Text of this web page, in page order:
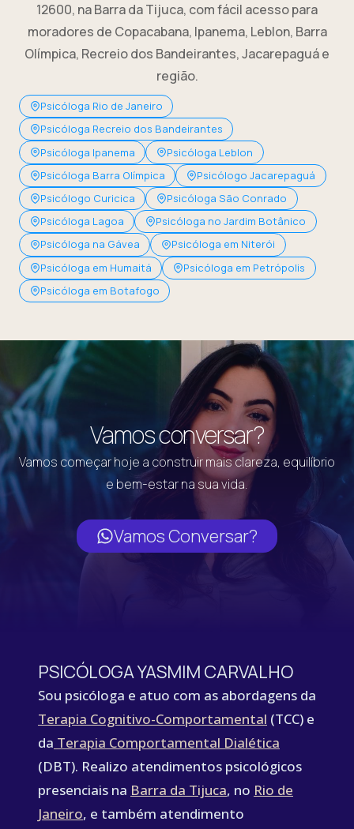
12600, na Barra da Tijuca, com fácil acesso para
moradores de Copacabana, Ipanema, Leblon, Barra
Olímpica, Recreio dos Bandeirantes, Jacarepaguá e
região.
Psicóloga Rio de Janeiro
Psicóloga Recreio dos Bandeirantes
Psicóloga Ipanema
Psicóloga Leblon
Psicóloga Barra Olímpica
Psicólogo Jacarepaguá
Psicólogo Curicica
Psicóloga São Conrado
Psicóloga Lagoa
Psicóloga no Jardim Botânico
Psicóloga na Gávea
Psicóloga em Niterói
Psicóloga em Humaitá
Psicóloga em Petrópolis
Psicóloga em Botafogo
Vamos conversar?
Vamos começar hoje a construir mais clareza, equilíbrio
e bem-estar na sua vida.
Vamos Conversar?
PSICÓLOGA YASMIM CARVALHO
Sou psicóloga e atuo com as abordagens da
Terapia Cognitivo-Comportamental (TCC) e
da Terapia Comportamental Dialética
(DBT). Realizo atendimentos psicológicos
presenciais na Barra da Tijuca, no Rio de
Janeiro, e também atendimento